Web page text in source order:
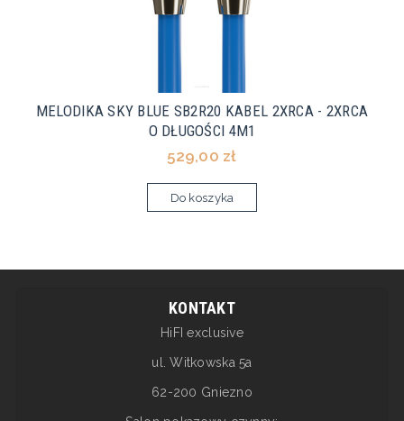
MELODIKA SKY BLUE SB2R20 KABEL 2XRCA - 2XRCA
O DŁUGOŚCI 4M1
529,00 zł
Do koszyka
KONTAKT
HiFI exclusive
ul. Witkowska 5a
62-200 Gniezno